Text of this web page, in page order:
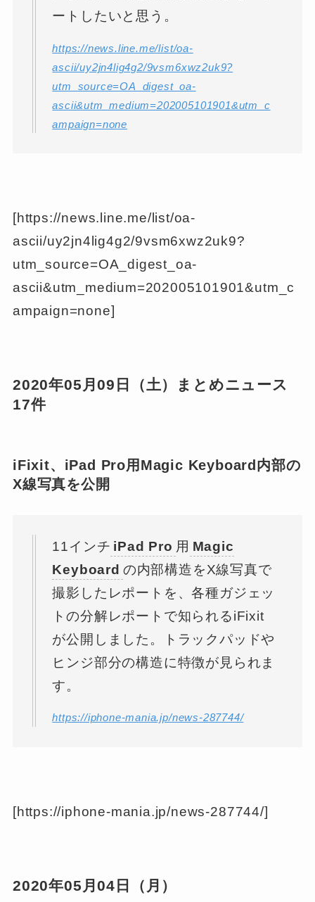
ートしたいと思う。
https://news.line.me/list/oa-
ascii/uy2jn4lig4g2/9vsm6xwz2uk9?
utm_source=OA_digest_oa-
ascii&utm_medium=202005101901&utm_c
ampaign=none
[https://news.line.me/list/oa-
ascii/uy2jn4lig4g2/9vsm6xwz2uk9?
utm_source=OA_digest_oa-
ascii&utm_medium=202005101901&utm_c
ampaign=none]
2020年05月09日（土）まとめニュース
17件
iFixit、iPad Pro用Magic Keyboard内部の
X線写真を公開
11インチ iPad Pro 用 Magic
Keyboard の内部構造をX線写真で
撮影したレポートを、各種ガジェッ
トの分解レポートで知られるiFixit
が公開しました。トラックパッドや
ヒンジ部分の構造に特徴が見られま
す。
https://iphone-mania.jp/news-287744/
[https://iphone-mania.jp/news-287744/]
2020年05月04日（月）